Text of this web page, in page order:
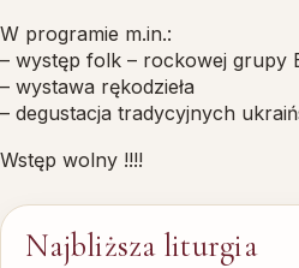
W programie m.in.:
– występ folk – rockowej grupy
– wystawa rękodzieła
– degustacja tradycyjnych
Wstęp wolny !!!!
Najbliższa liturgia